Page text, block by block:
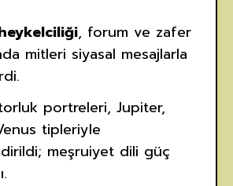
, forum ve zafer
mitleri siyasal mesajlarla
portreleri, Jupiter,
tipleriyle
meşruiyet dili güç